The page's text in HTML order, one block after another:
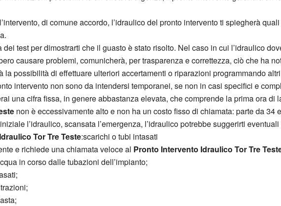
di comune accordo, l’idraulico del pronto intervento ti spiegherà
dei test per dimostrarti che il guasto è stato risolto. Nel caso in cui l’idraulico
causare problemi, comunicherà, per trasparenza e correttezza, ciò che ha
la possibilità di effettuare ulteriori accertamenti o riparazioni programmando
intervento non sono da intendersi temporanei, se non in casi specifici e
una cifra fissa, in genere abbastanza elevata, che comprende la prima ora di
non è eccessivamente alto e non ha un costo fisso di chiamata: parte da 34
l’idraulico, scansata l’emergenza, l’idraulico potrebbe suggerirti
Tor Tre Teste:scarichi o tubi intasati
e richiede una chiamata veloce al Pronto Intervento Idraulico Tor Tre
in corso dalle tubazioni dell’impianto;